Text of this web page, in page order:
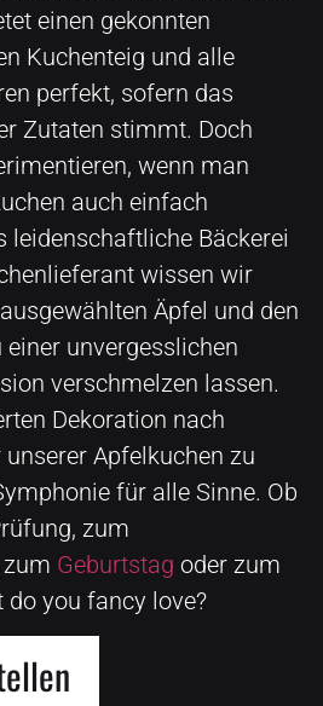
einen gekonnten
Kuchenteig und alle
perfekt, sofern das
Zutaten stimmt. Doch
wenn man
auch einfach
leidenschaftliche Bäckerei
wissen wir
Äpfel und den
einer unvergesslichen
verschmelzen lassen.
Dekoration nach
Apfelkuchen zu
für alle Sinne. Ob
zum
Geburtstag oder zum
do you fancy love?